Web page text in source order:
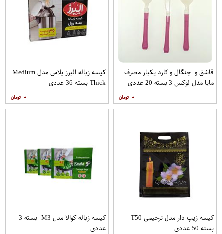
قاشق و چنگال و کارد یکبار مصرف
مایا مدل لوکس 3 بسته 20 عددی
۰
کیسه زباله البرز پلاس مدل Medium
Thick بسته 36 عددی
۰
کیسه زیپ دار مدل ترحیمی T50
بسته 50 عددی
کیسه زباله کوالا مدل M3 بسته 3
عددی